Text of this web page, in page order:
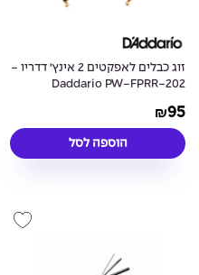
זוג כבלים לאפקטים 2 אינץ' דדריו -
Daddario PW-FPRR-202
₪95
הוספה לסל